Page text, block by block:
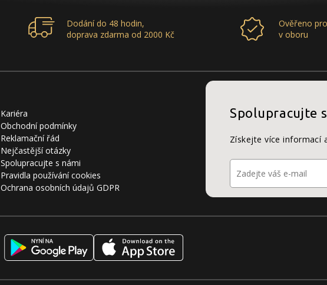
Dodání do 48 hodin,
doprava zdarma od 2000 Kč
Ověřeno
v oboru
Kariéra
Obchodní podmínky
Reklamační řád
Nejčastější otázky
Spolupracujte s námi
Pravidla používání cookies
Ochrana osobních údajů GDPR
Spolupracujte
Získejte více informací